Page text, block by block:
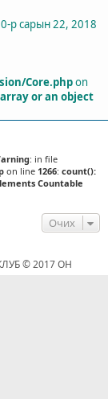
р сарын 22, 2018
Core.phpon
or an object
: in file
on line 1266: count():
Countable
Очих
© 2017 ОН